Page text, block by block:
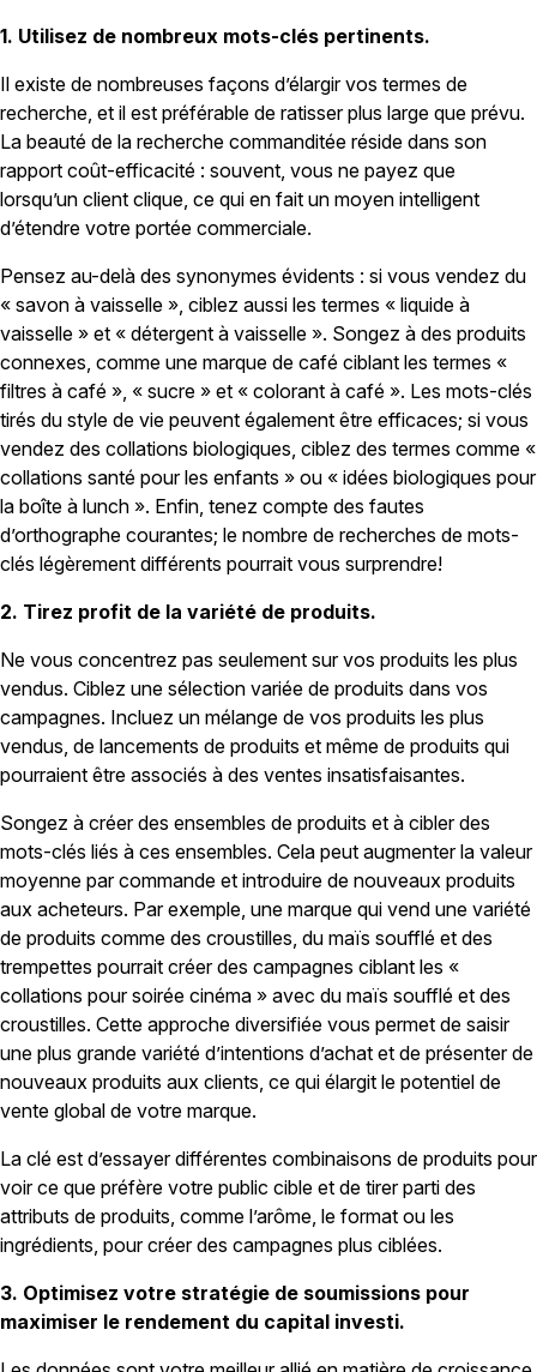
1. Utilisez de nombreux mots-clés pertinents.
Il existe de nombreuses façons d’élargir vos termes de
recherche, et il est préférable de ratisser plus large que prévu.
La beauté de la recherche commanditée réside dans son
rapport coût-efficacité : souvent, vous ne payez que
lorsqu’un client clique, ce qui en fait un moyen intelligent
d’étendre votre portée commerciale.
Pensez au-delà des synonymes évidents : si vous vendez du
« savon à vaisselle », ciblez aussi les termes « liquide à
vaisselle » et « détergent à vaisselle ». Songez à des produits
connexes, comme une marque de café ciblant les termes «
filtres à café », « sucre » et « colorant à café ». Les mots-clés
tirés du style de vie peuvent également être efficaces; si vous
vendez des collations biologiques, ciblez des termes comme «
collations santé pour les enfants » ou « idées biologiques pour
la boîte à lunch ». Enfin, tenez compte des fautes
d’orthographe courantes; le nombre de recherches de mots-
clés légèrement différents pourrait vous surprendre!
2. Tirez profit de la variété de produits.
Ne vous concentrez pas seulement sur vos produits les plus
vendus. Ciblez une sélection variée de produits dans vos
campagnes. Incluez un mélange de vos produits les plus
vendus, de lancements de produits et même de produits qui
pourraient être associés à des ventes insatisfaisantes.
Songez à créer des ensembles de produits et à cibler des
mots-clés liés à ces ensembles. Cela peut augmenter la valeur
moyenne par commande et introduire de nouveaux produits
aux acheteurs. Par exemple, une marque qui vend une variété
de produits comme des croustilles, du maïs soufflé et des
trempettes pourrait créer des campagnes ciblant les «
collations pour soirée cinéma » avec du maïs soufflé et des
croustilles. Cette approche diversifiée vous permet de saisir
une plus grande variété d’intentions d’achat et de présenter de
nouveaux produits aux clients, ce qui élargit le potentiel de
vente global de votre marque.
La clé est d’essayer différentes combinaisons de produits pour
voir ce que préfère votre public cible et de tirer parti des
attributs de produits, comme l’arôme, le format ou les
ingrédients, pour créer des campagnes plus ciblées.
3. Optimisez votre stratégie de soumissions pour
maximiser le rendement du capital investi.